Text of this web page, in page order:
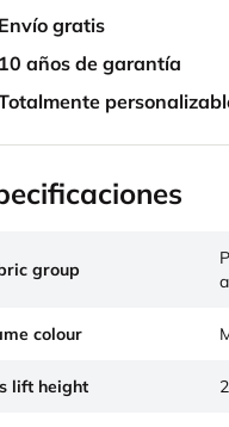
Envío gratis
10 años de garantía
group
colour
lift height